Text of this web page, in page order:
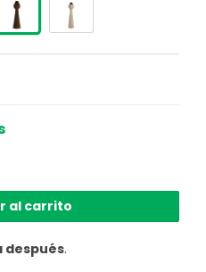
oscura Light & Living
al carrito
después.